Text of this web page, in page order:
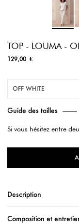
TOP - LOUMA -
129,00 €
OFF WHITE
Guide des tailles
Si vous hésitez entre
Description
Composition et